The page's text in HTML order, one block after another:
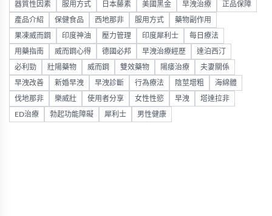
器質性因素 服用方式 日本藤素 美國黑金 早洩治療 正品保障
產品介紹 保健食品 西地那非 服用方式 藥物副作用
果凍威而鋼 印度神油 壓力管理 印度犀利士 每日療法
用藥指南 威而鋼心得 德國必邦 早洩治療經歷 達泊西汀
必利勁 壯陽藥物 威而鋼 雙效藥物 陽痿治療 夫妻關係
早洩改善 新婚早洩 早洩診斷 行為療法 陰莖增粗 海綿體
伐地那非 樂威壯 使用者分享 女性性慾 早洩 塔達拉非
ED治療 勃起功能障礙 犀利士 男性健康